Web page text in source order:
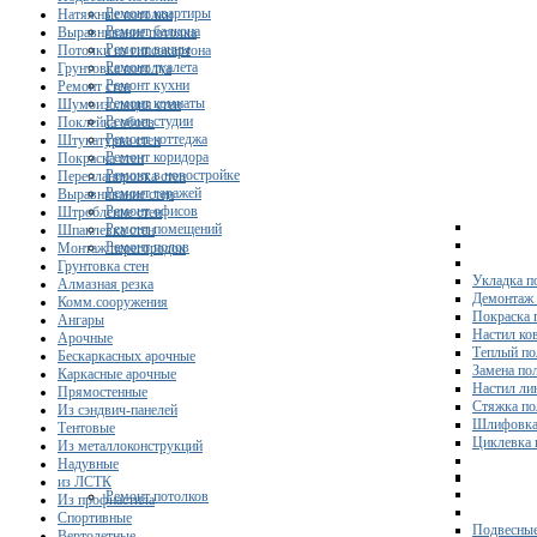
Ремонт квартиры
Ремонт балкона
Ремонт ванны
Ремонт туалета
Ремонт кухни
Ремонт комнаты
Ремонт студии
Ремонт коттеджа
Ремонт коридора
Ремонт в новостройке
Ремонт гаражей
Ремонт офисов
Ремонт помещений
Ремонт полов
Укладка
Демонтаж
Покраска
Настил
Теплый
Замена
Настил
Стяжка
Циклевка
Ремонт потолков
Натяжные потолки
Выравнивание потолка
Потолки из гипсокартона
Грунтовка потолка
Ремонт стен
Шумоизоляция стен
Поклейка обоев
Штукатурка стен
Покраска стен
Перепланировка стен
Выравнивание стен
Штробление стен
Шпаклевка стен
Монтаж перегородок
Грунтовка стен
Алмазная резка
Комм.сооружения
Ангары
Арочные
Бескаркасных арочные
Каркасные арочные
Прямостенные
Из сэндвич-панелей
Тентовые
Из металлоконструкций
Надувные
из ЛСТК
Из профнастила
Спортивные